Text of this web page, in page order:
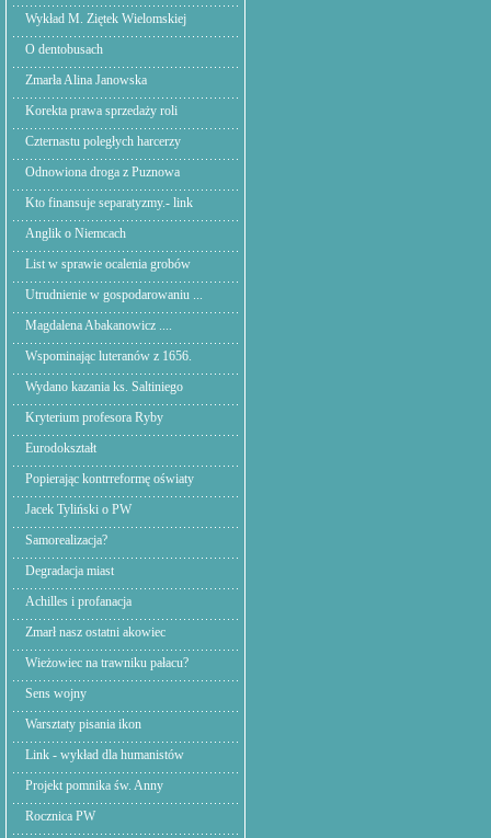
Wykład M. Ziętek Wielomskiej
O dentobusach
Zmarła Alina Janowska
Korekta prawa sprzedaży roli
Czternastu poległych harcerzy
Odnowiona droga z Puznowa
Kto finansuje separatyzmy.- link
Anglik o Niemcach
List w sprawie ocalenia grobów
Utrudnienie w gospodarowaniu ...
Magdalena Abakanowicz ....
Wspominając luteranów z 1656.
Wydano kazania ks. Saltiniego
Kryterium profesora Ryby
Eurodokształt
Popierając kontrreformę oświaty
Jacek Tyliński o PW
Samorealizacja?
Degradacja miast
Achilles i profanacja
Zmarł nasz ostatni akowiec
Wieżowiec na trawniku pałacu?
Sens wojny
Warsztaty pisania ikon
Link - wykład dla humanistów
Projekt pomnika św. Anny
Rocznica PW